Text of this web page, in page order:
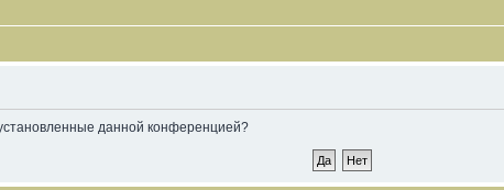
данной конференцией?